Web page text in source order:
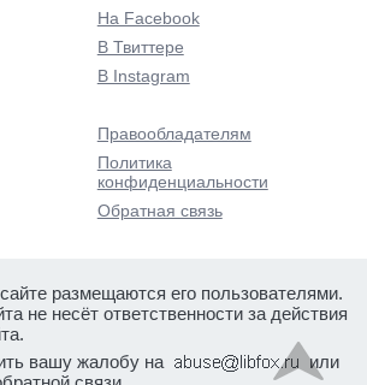
На Facebook
В Твиттере
В Instagram
Правообладателям
Политика
конфиденциальности
Обратная связь
размещаются его пользователями.
не несёт ответственности за действия
вашу жалобу на
или